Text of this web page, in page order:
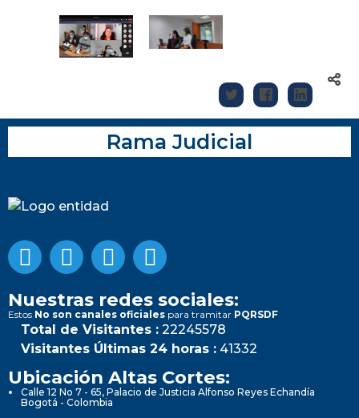
Rama Judicial
Nuestras redes sociales:
Estos No son canales oficiales para tramitar PQRSDF
Total de Visitantes : 22245578
Visitantes Últimas 24 horas : 41332
Ubicación Altas Cortes:
Calle 12 No 7 - 65, Palacio de Justicia Alfonso Reyes Echandía
Bogotá - Colombia